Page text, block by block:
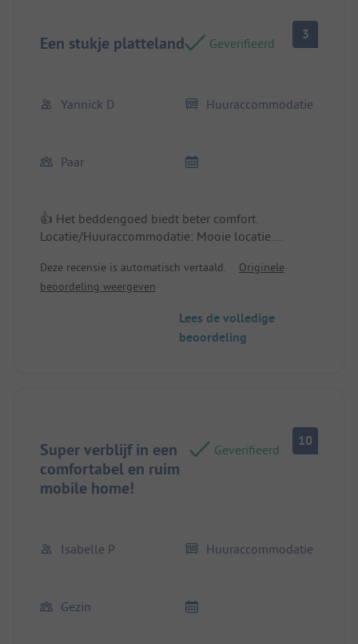
Een stukje platteland Geverifieerd
3
Yannick D Huuraccommodatie
Paar
👍 Het beddengoed biedt beter comfort.
Locatie/Huuraccommodatie: Mooie locatie.
👎 Er is onderhoud nodig.
Deze recensie is automatisch vertaald.
Originele
beoordeling weergeven
Lees de volledige
beoordeling
Super verblijf in een
comfortabel en ruim
mobile home!
Geverifieerd
10
Isabelle P Huuraccommodatie
Gezin